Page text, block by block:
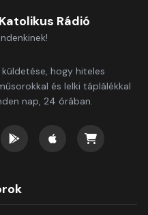
Rádió
hogy hiteles
és lelki táplálékkal
nap, 24 órában.